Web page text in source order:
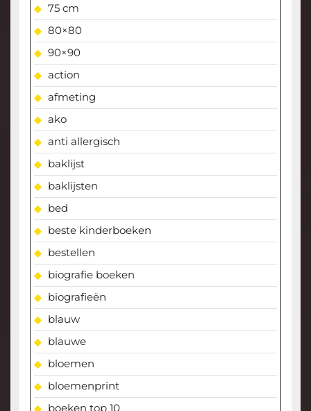
75 cm
80×80
90×90
action
afmeting
ako
anti allergisch
baklijst
baklijsten
bed
beste kinderboeken
bestellen
biografie boeken
biografieën
blauw
blauwe
bloemen
bloemenprint
boeken top 10